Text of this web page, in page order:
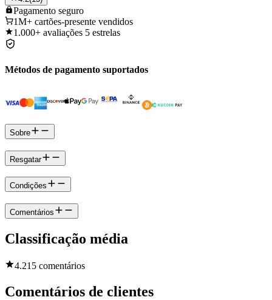
Pagamento seguro
1M+ cartões-presente vendidos
1.000+ avaliações 5 estrelas
Métodos de pagamento suportados
Sobre
Resgatar
Condições
Comentários
Classificação média
4.215 comentários
Comentários de clientes